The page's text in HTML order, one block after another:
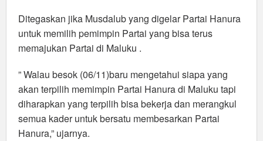
Ditegaskan jika Musdalub yang digelar Partai Hanura
untuk memilih pemimpin Partai yang bisa terus
memajukan Partai di Maluku .
” Walau besok (06/11)baru mengetahui siapa yang
akan terpilih memimpin Partai Hanura di Maluku tapi
diharapkan yang terpilih bisa bekerja dan merangkul
semua kader untuk bersatu membesarkan Partai
Hanura,” ujarnya.